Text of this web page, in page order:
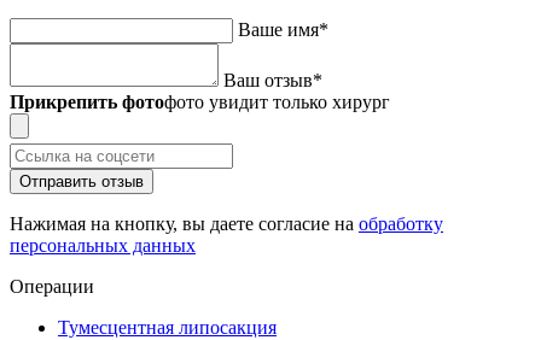
Ваше имя*
Ваш отзыв*
Прикрепить фотофото увидит только хирург
Отправить отзыв
Нажимая на кнопку, вы даете согласие на обработку
персональных данных
Операции
Тумесцентная липосакция